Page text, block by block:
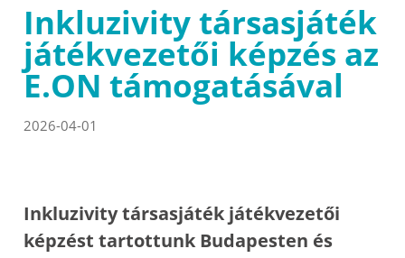
Inkluzivity társasjáték
játékvezetői képzés az
E.ON támogatásával
2026-04-01
Inkluzivity társasjáték játékvezetői
képzést tartottunk Budapesten és